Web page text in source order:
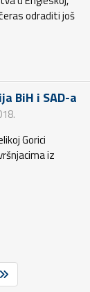
odraditi još
BiH i SAD-a
Gorici
iz